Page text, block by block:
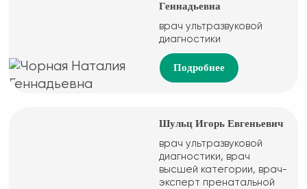
Геннадьевна
врач ультразвуковой
диагностики
Подробнее
Шульц Игорь Евгеньевич
врач ультразвуковой
диагностики, врач
высшей категории, врач-
эксперт пренатальной